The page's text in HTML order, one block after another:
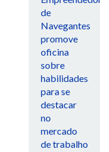
de
Navegantes
promove
oficina
sobre
habilidades
para se
destacar
no
mercado
de trabalho